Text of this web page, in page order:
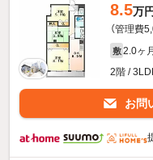
8.5万円
（管理費
敷 2.0ヶ
2階 /
お問